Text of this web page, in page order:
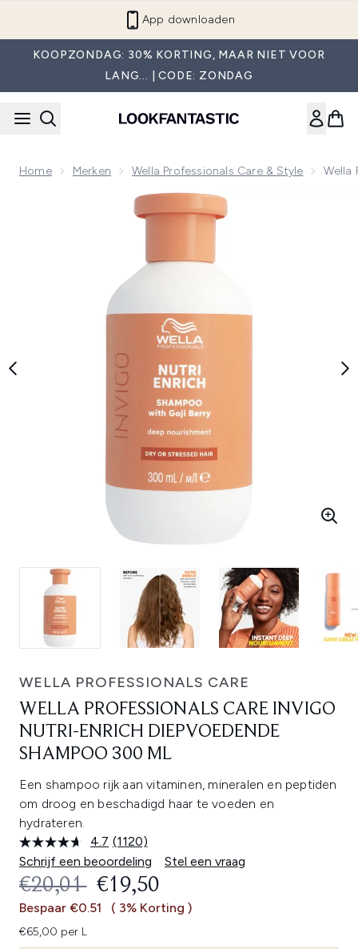
App downloaden
KOOPZONDAG: 30% KORTING, MAAR NIET VOOR
LANG... | CODE: ZONDAG
Home Merken Wella Professionals Care & Style Wella
Now showing image 1 Wella Professionals Care Invigo
WELLA PROFESSIONALS CARE
WELLA PROFESSIONALS CARE INVIGO
NUTRI-ENRICH DIEPVOEDENDE
SHAMPOO 300 ML
Een shampoo rijk aan vitaminen, mineralen en peptiden
om droog en beschadigd haar te voeden en
hydrateren.
4.7 Lees
1120
beoordelingen.
Dezelfde
paginalink.
(1120)
Schrijf een beoordeling
Stel een vraag
RECOMMENDED RETAIL PRICE:
€20,01 HUIDIGE PRIJS:
€19,50
Bespaar €0.51 ( 3% Korting )
€65,00 per L